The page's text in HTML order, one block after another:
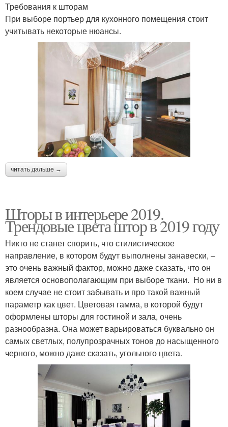
Требования к шторам
При выборе портьер для кухонного помещения стоит
учитывать некоторые нюансы.
читать дальше →
Шторы в интерьере 2019.
Трендовые цвета штор в 2019 году
Никто не станет спорить, что стилистическое
направление, в котором будут выполнены занавески, –
это очень важный фактор, можно даже сказать, что он
является основополагающим при выборе ткани. Но ни в
коем случае не стоит забывать и про такой важный
параметр как цвет. Цветовая гамма, в которой будут
оформлены шторы для гостиной и зала, очень
разнообразна. Она может варьироваться буквально он
самых светлых, полупрозрачных тонов до насыщенного
черного, можно даже сказать, угольного цвета.